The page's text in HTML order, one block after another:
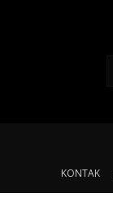
KONTAK